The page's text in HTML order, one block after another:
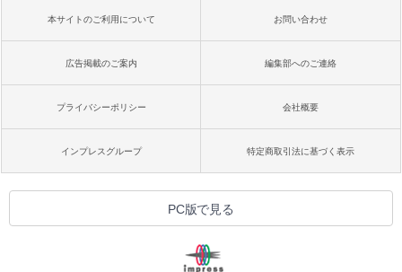
本サイトのご利用について お問い合わせ
広告掲載のご案内 編集部へのご連絡
プライバシーポリシー 会社概要
インプレスグループ 特定商取引法に基づく表示
PC版で見る